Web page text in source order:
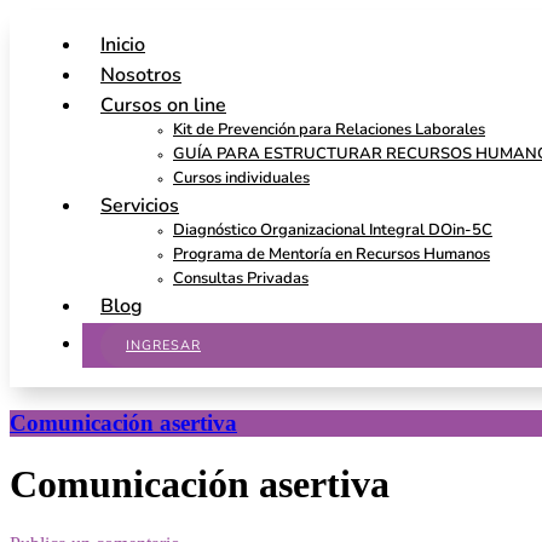
Inicio
Nosotros
Cursos on line
Kit de Prevención para Relaciones Laborales
GUÍA PARA ESTRUCTURAR RECURSOS
Cursos individuales
Servicios
Diagnóstico Organizacional Integral DOin-5C
Programa de Mentoría en Recursos Humanos
Consultas Privadas
Blog
INGRESAR
Comunicación asertiva
Comunicación asertiva